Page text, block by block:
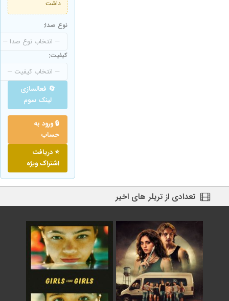
داشت
نوع صدا:
کیفیت:
🔄 فعالسازی
لینک سوم
🔒 ورود به
حساب
⭐ دریافت
اشتراک ویژه
تعدادی از تریلر های اخیر